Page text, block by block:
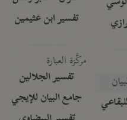
تفسير ابن عثيمين
مركَّزة العبارة
تفسير الجلالين
جامع البيان للإيجي